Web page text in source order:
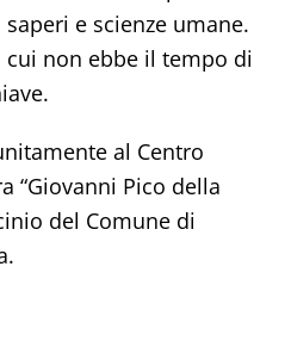
e scienze umane.
non ebbe il tempo di
al Centro
“Giovanni Pico della
del Comune di